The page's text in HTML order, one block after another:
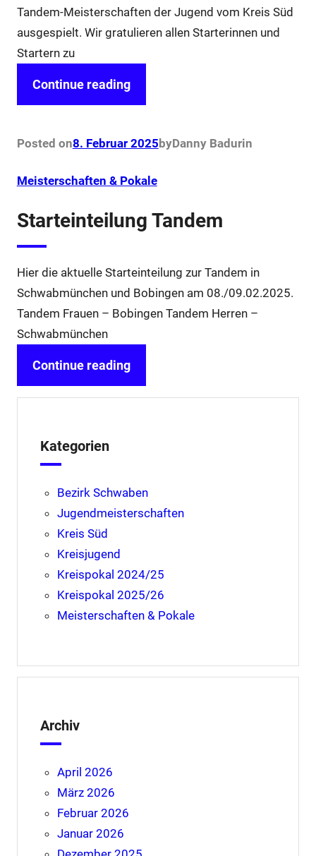
Tandem-Meisterschaften der Jugend vom Kreis Süd
ausgespielt. Wir gratulieren allen Starterinnen und
Startern zu
Continue reading
Posted on8. Februar 2025 byDanny Badurin
Meisterschaften & Pokale
Starteinteilung Tandem
Hier die aktuelle Starteinteilung zur Tandem in
Schwabmünchen und Bobingen am 08./09.02.2025.
Tandem Frauen – Bobingen Tandem Herren –
Schwabmünchen
Continue reading
Kategorien
Bezirk Schwaben
Jugendmeisterschaften
Kreis Süd
Kreisjugend
Kreispokal 2024/25
Kreispokal 2025/26
Meisterschaften & Pokale
Archiv
April 2026
März 2026
Februar 2026
Januar 2026